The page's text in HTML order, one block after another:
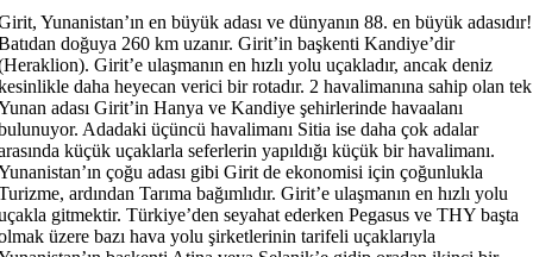
Yunanistan’ın en büyük adası ve dünyanın 88. en büyük adasıdır!
doğuya 260 km uzanır. Girit’in başkenti Kandiye’dir
Girit’e ulaşmanın en hızlı yolu uçakladır, ancak deniz
daha heyecan verici bir rotadır. 2 havalimanına sahip olan tek
adası Girit’in Hanya ve Kandiye şehirlerinde havaalanı
Adadaki üçüncü havalimanı Sitia ise daha çok adalar
küçük uçaklarla seferlerin yapıldığı küçük bir havalimanı.
çoğu adası gibi Girit de ekonomisi için çoğunlukla
ardından Tarıma bağımlıdır. Girit’e ulaşmanın en hızlı yolu
gitmektir. Türkiye’den seyahat ederken Pegasus ve THY başta
üzere bazı hava yolu şirketlerinin tarifeli uçaklarıyla